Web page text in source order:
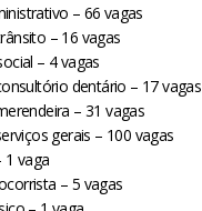
– 66 vagas
– 16 vagas
– 4 vagas
dentário – 17 vagas
– 31 vagas
gerais – 100 vagas
1 vaga
– 5 vagas